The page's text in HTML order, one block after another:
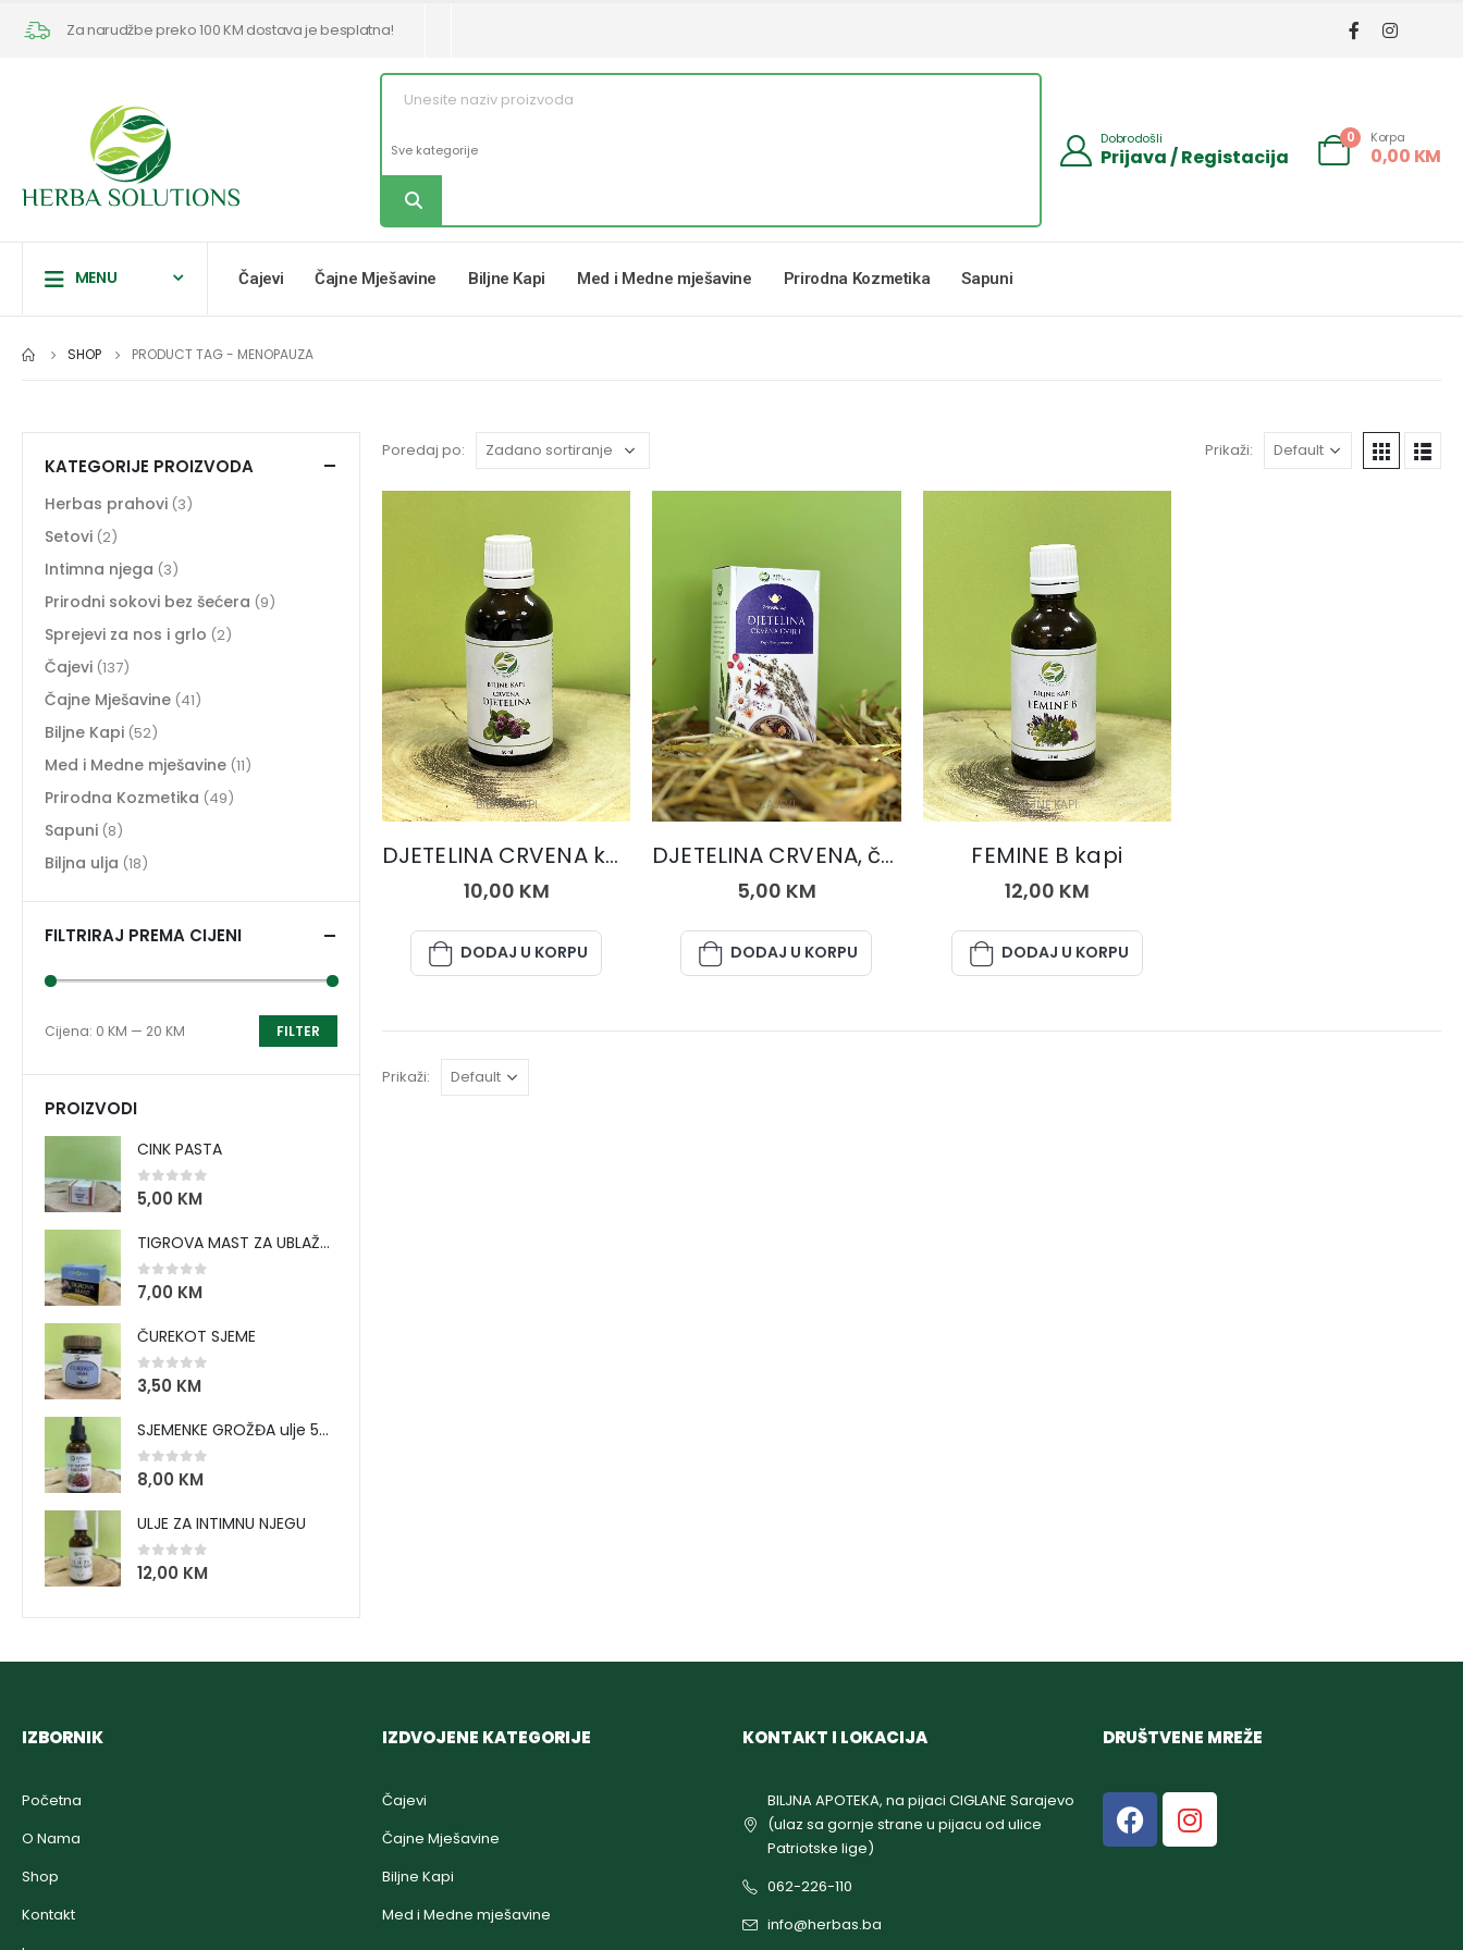
Za narudžbe preko 100 KM dostava je besplatna!
Dobrodošli
Prijava / Registacija
0 Korpa
0,00 KM
MENU Čajevi Čajne Mješavine Biljne Kapi Med i Medne mješavine Prirodna Kozmetika Sapuni
SHOP PRODUCT TAG - MENOPAUZA
Poredaj po: Prikaži:
BILJNE KAPI
DJETELINA CRVENA kapi
10,00 KM
DODAJ U KORPU
ČAJEVI
DJETELINA CRVENA, čaj 50 gr.
5,00 KM
DODAJ U KORPU
BILJNE KAPI
FEMINE B kapi
12,00 KM
DODAJ U KORPU
Prikaži:
KATEGORIJE PROIZVODA
Herbas prahovi (3)
Setovi (2)
Intimna njega (3)
Prirodni sokovi bez šećera (9)
Sprejevi za nos i grlo (2)
Čajevi (137)
Čajne Mješavine (41)
Biljne Kapi (52)
Med i Medne mješavine (11)
Prirodna Kozmetika (49)
Sapuni (8)
Biljna ulja (18)
FILTRIRAJ PREMA CIJENI
FILTER
Cijena: 0 KM — 20 KM
PROIZVODI
CINK PASTA
0 out of 5
5,00 KM
TIGROVA MAST ZA UBLAŽAVANJE BOLOVA I ZAGRIJAVANJE MIŠIĆA
0 out of 5
7,00 KM
ČUREKOT SJEME
0 out of 5
3,50 KM
SJEMENKE GROŽĐA ulje 50 ml
0 out of 5
8,00 KM
ULJE ZA INTIMNU NJEGU
0out of 5
12,00 KM
IZBORNIK
Početna
O Nama
Shop
Kontakt
IZDVOJENE KATEGORIJE
Čajevi
Čajne Mješavine
Biljne Kapi
Med i Medne mješavine
KONTAKT I LOKACIJA
BILJNA APOTEKA, na pijaci CIGLANE Sarajevo
(ulaz sa gornje strane u pijacu od ulice
Patriotske lige)
062-226-110
info@herbas.ba
DRUŠTVENE MREŽE